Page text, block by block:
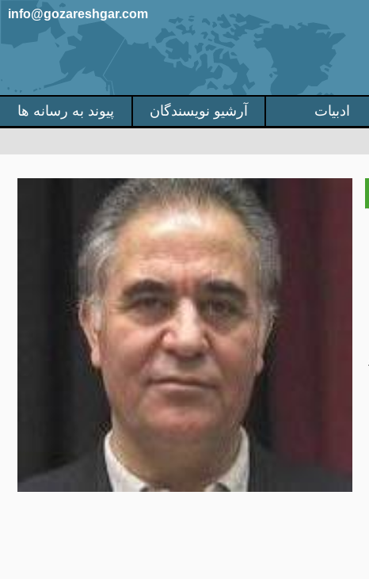
info@gozareshgar.com
ادبیات آرشیو نویسندگان پیوند به رسانه ها